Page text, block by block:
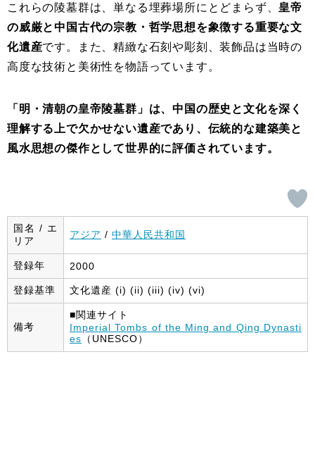
これらの陵墓群は、単なる埋葬場所にとどまらず、 皇帝
の威厳と中国古代の宗教・哲学思想を象徴する重要な文
化遺産です。また、精緻な石刻や彫刻、装飾品は当時の
高度な技術と美術性を物語っています。
「明・清朝の皇帝陵墓群」は、中国の歴史と文化を深く
理解する上で欠かせない遺産であり、伝統的な建築美と
風水思想の傑作として世界的に評価されています。
国名 / エ
リア
アジア / 中華人民共和国
登録年 2000
登録基準 文化遺産 (i) (ii) (iii) (iv) (vi)
備考
■関連サイト
Imperial Tombs of the Ming and Qing Dynasti
es （UNESCO）